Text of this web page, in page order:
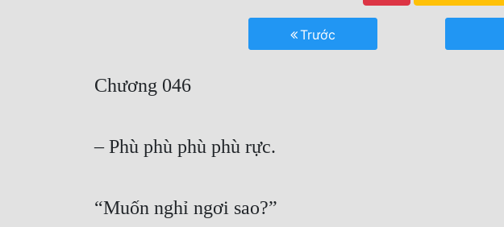
Trước
Chương 046
– Phù phù phù phù rực.
“Muốn nghỉ ngơi sao?”